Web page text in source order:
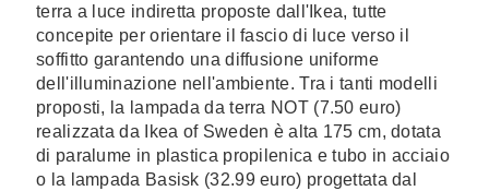
terra a luce indiretta proposte dall'Ikea, tutte
concepite per orientare il fascio di luce verso il
soffitto garantendo una diffusione uniforme
dell'illuminazione nell'ambiente. Tra i tanti modelli
proposti, la lampada da terra NOT (7.50 euro)
realizzata da Ikea of Sweden è alta 175 cm, dotata
di paralume in plastica propilenica e tubo in acciaio
o la lampada Basisk (32.99 euro) progettata dal